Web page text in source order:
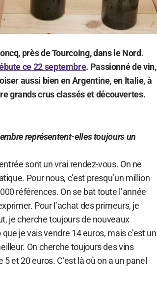
près de Tourcoing, dans le Nord.
ce 22 septembre. Passionné de vin,
aussi bien en Argentine, en Italie, à
grands crus classés et découvertes.
représentent-elles toujours un
sont un vrai rendez-vous. On ne
Pour nous, c’est presqu’un million
références. On se bat toute l’année
Pour l’achat des primeurs, je
je cherche toujours de nouveaux
je vais vendre 14 euros, mais c’est un
On cherche toujours des vins
et 20 euros. C’est là où on a un panel